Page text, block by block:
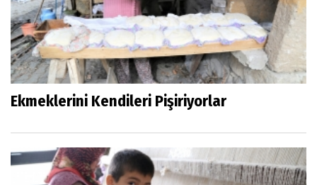
Ekmeklerini Kendileri Pişiriyorlar